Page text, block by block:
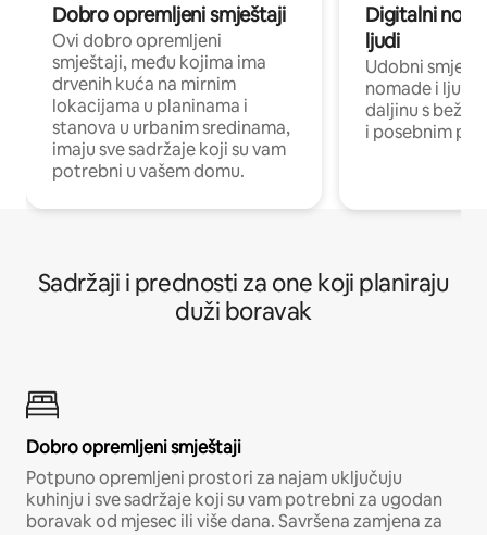
Dobro opremljeni smještaji
Ovi dobro opremljeni
smještaji, među kojima ima
drvenih kuća na mirnim
lokacijama u planinama i
stanova u urbanim sredinama,
imaju sve sadržaje koji su vam
potrebni u vašem domu.
Digitalni
ljudi
Udobni
nomade i ljude
daljinu s
i posebnim
Sadržaji i prednosti za one koji planiraju
duži boravak
Dobro opremljeni smještaji
Potpuno opremljeni prostori za najam uključuju
kuhinju i sve sadržaje koji su vam potrebni za ugodan
boravak od mjesec ili više dana. Savršena zamjena za